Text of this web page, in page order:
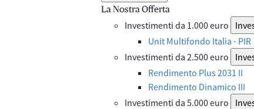
La Nostra Offerta
Investimenti da 1.000 euro
Unit Multifondo Italia - PIR
Investimenti da 2.500 euro
Rendimento Plus 2031 II
Rendimento Dinamico III
Investimenti da 5.000 euro